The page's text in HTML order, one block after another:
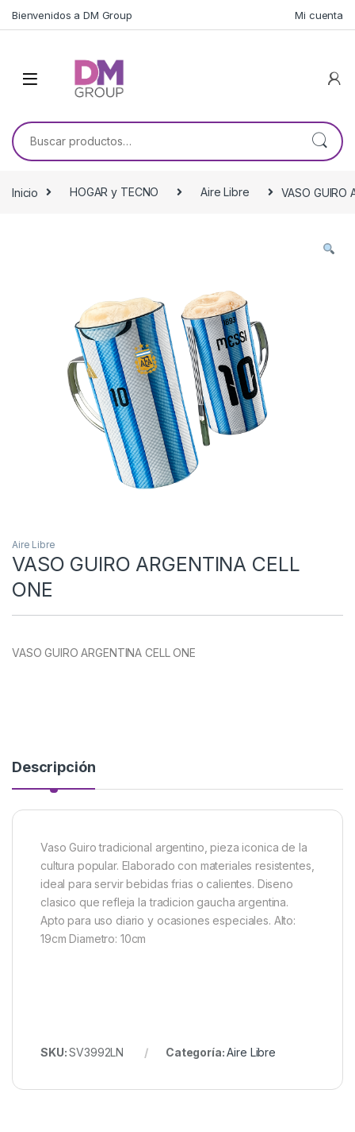
Bienvenidos a DM Group Mi cuenta
Buscar por:
Inicio HOGAR y TECNO Aire Libre VASO GUIRO
Aire Libre
VASO GUIRO ARGENTINA CELL
ONE
VASO GUIRO ARGENTINA CELL ONE
Descripción
Vaso Guiro tradicional argentino, pieza iconica de la
cultura popular. Elaborado con materiales resistentes,
ideal para servir bebidas frias o calientes. Diseno
clasico que refleja la tradicion gaucha argentina.
Apto para uso diario y ocasiones especiales. Alto:
19cm Diametro: 10cm
SKU:SV3992LN Categoría:Aire Libre